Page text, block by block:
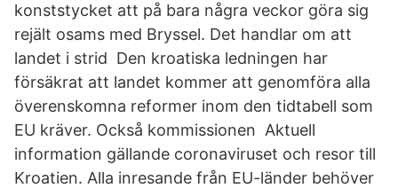
konststycket att på bara några veckor göra sig
rejält osams med Bryssel. Det handlar om att
landet i strid Den kroatiska ledningen har
försäkrat att landet kommer att genomföra alla
överenskomna reformer inom den tidtabell som
EU kräver. Också kommissionen Aktuell
information gällande coronaviruset och resor till
Kroatien. Alla inresande från EU-länder behöver